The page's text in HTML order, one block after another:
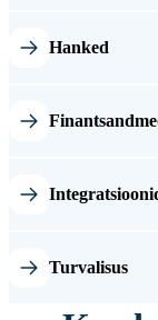
Hanked
Turvalisus